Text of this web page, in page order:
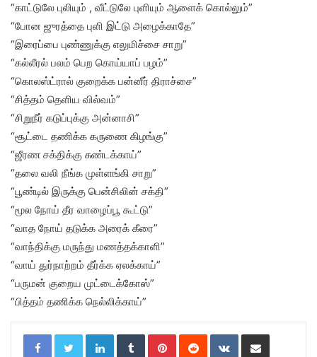
“காட்டுலே புலியும் , வீட்டுலே புளியும் ஆளைக் கொல்லும்”
“போன ஜுரத்தை புளி இட்டு அழைக்காதே”
“இரைப்பை புண்ணுக்கு எலுமிச்சை சாறு”
“கல்லீரல் பலம் பெற கொய்யாப் பழம்”
“கொலஸ்ட்ரால் குறைக்க பன்னீர் திராச்சை”
“சித்தம் தெளிய வில்வம்”
“சிறுநீர் கடுப்புக்கு அன்னாசி”
“சூட்டை தணிக்க கருணை கிழங்கு”
“ஜீரண சக்திக்கு சுண்டக்காய்”
“தலை வலி நீங்க முள்ளங்கி சாறு”
“பூண்டில் இருக்கு பென்சிலின் சக்தி”
“மூல நோய் தீர வாழைப்பூ கூட்டு”
“வாத நோய் தடுக்க அரைக் கீரை”
“வாந்திக்கு மருந்து மணத்தக்காளி”
“வாய் துர்நாற்றம் தீர்க்க ஏலக்காய்”
“பருமன் குறைய முட்டைக்கோஸ்”
“பித்தம் தணிக்க நெல்லிக்காய்”
LinkedIn Tumblr Pinterest Reddit VKontakte